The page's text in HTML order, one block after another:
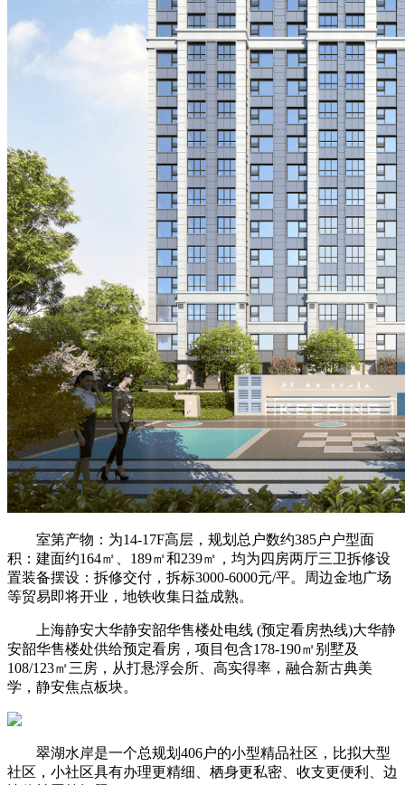
室第产物：为14-17F高层，规划总户数约385户户型面
积：建面约164㎡、189㎡和239㎡，均为四房两厅三卫拆修设
置装备摆设：拆修交付，拆标3000-6000元/平。周边金地广场
等贸易即将开业，地铁收集日益成熟。
上海静安大华静安韶华售楼处电线 (预定看房热线)大华静
安韶华售楼处供给预定看房，项目包含178-190㎡别墅及
108/123㎡三房，从打悬浮会所、高实得率，融合新古典美
学，静安焦点板块。
翠湖水岸是一个总规划406户的小型精品社区，比拟大型
社区，小社区具有办理更精细、栖身更私密、收支更便利、边